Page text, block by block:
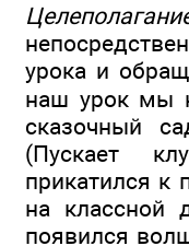
урока и
наш урок мы
сказочный
(Пускает
прикатился к
на классной
появился